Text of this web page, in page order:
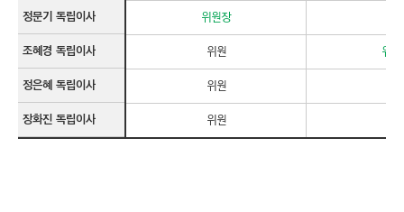
정문기 독립이사
조혜경 독립이사
정은혜 독립이사
장화진 독립이사
위원장
위원
위
위원
위원